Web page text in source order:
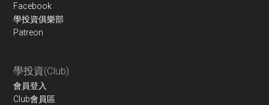
Facebook
學投資俱樂部
Patreon
學投資(Club)
會員登入
Club會員區